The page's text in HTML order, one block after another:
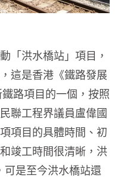
「洪水橋站」項目，
這是香港《鐵路發展
路項目的一個，按照
聯工程界議員盧偉國
項目的具體時間、初
竣工時間很清晰，洪
可是至今洪水橋站還